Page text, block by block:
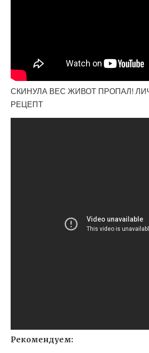
СКИНУЛА ВЕС ЖИВОТ ПРОПАЛ!
РЕЦЕПТ
Рекомендуем: